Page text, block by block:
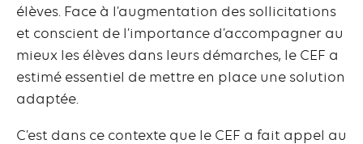
élèves. Face à l’augmentation des sollicitations
et conscient de l’importance d’accompagner au
mieux les élèves dans leurs démarches, le CEF a
estimé essentiel de mettre en place une solution
adaptée.
C’est dans ce contexte que le CEF a fait appel au